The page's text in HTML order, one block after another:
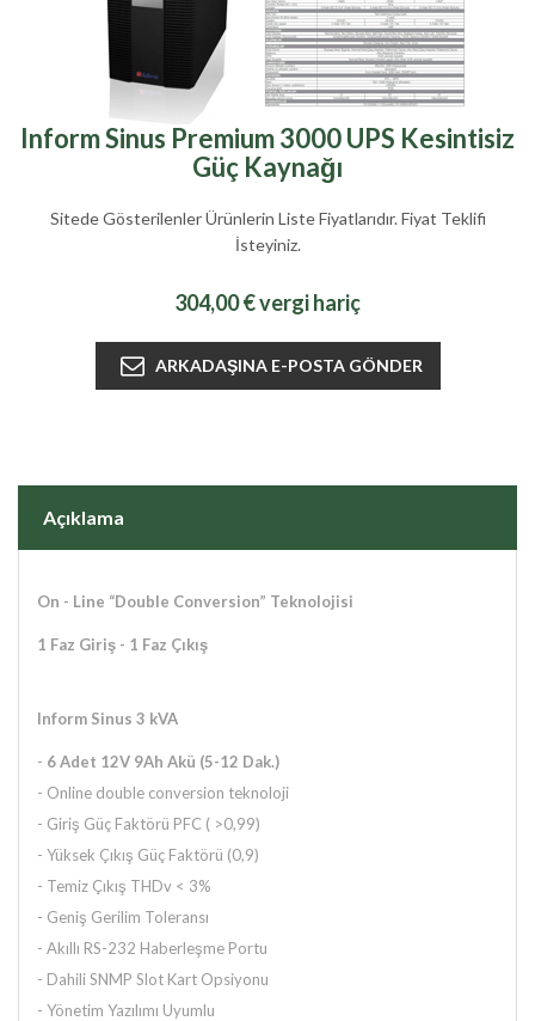
Inform Sinus Premium 3000 UPS Kesintisiz
Güç Kaynağı
Sitede Gösterilenler Ürünlerin Liste Fiyatlarıdır. Fiyat Teklifi
İsteyiniz.
304,00 € vergi hariç
Açıklama
On - Line “Double Conversion” Teknolojisi
1 Faz Giriş - 1 Faz Çıkış
Inform Sinus 3 kVA
- 6 Adet 12V 9Ah Akü (5-12 Dak.)
- Online double conversion teknoloji
- Giriş Güç Faktörü PFC ( >0,99)
- Yüksek Çıkış Güç Faktörü (0,9)
- Temiz Çıkış THDv < 3%
- Geniş Gerilim Toleransı
- Akıllı RS-232 Haberleşme Portu
- Dahili SNMP Slot Kart Opsiyonu
- Yönetim Yazılımı Uyumlu